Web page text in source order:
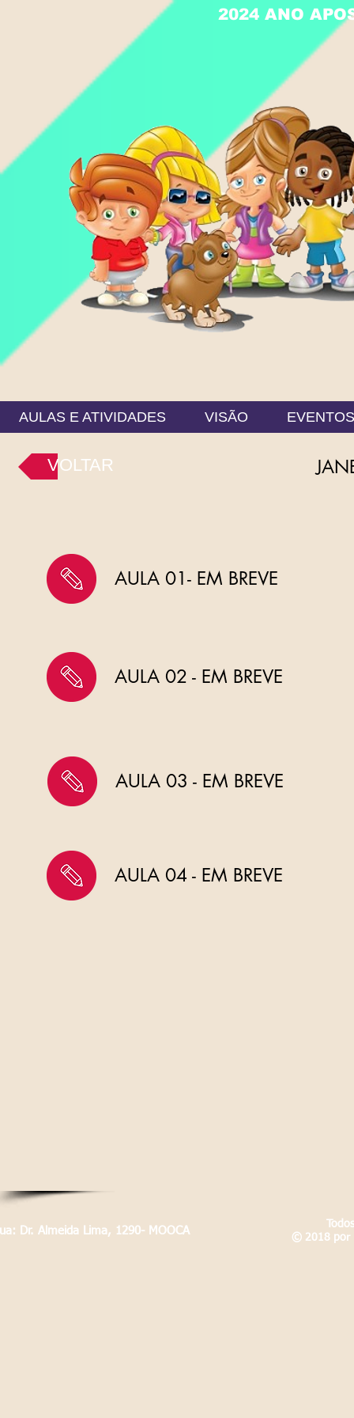
2024 ANO
AULAS E ATIVIDADES VISÃO EVENTOS
VOLTAR
AULA 01- EM BREVE
AULA 02 - EM BREVE
AULA 03 - EM BREVE
AULA 04 - EM BREVE
Dr. Almeida Lima, 1290- MOOCA
© 2018 por